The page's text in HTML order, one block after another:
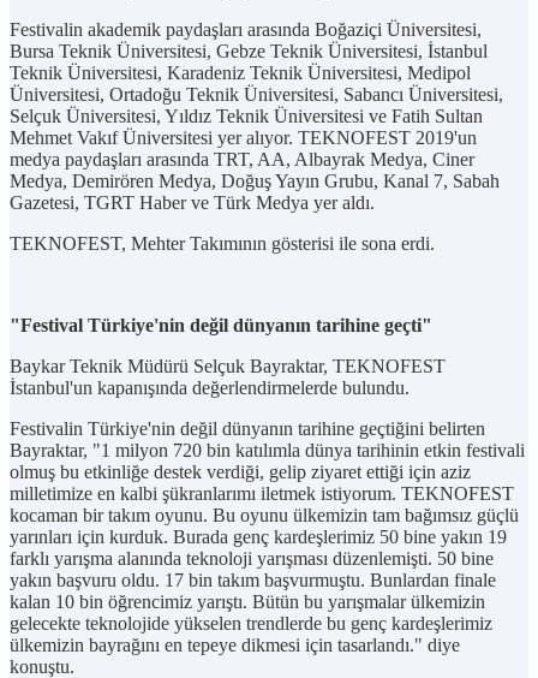
Festivalin akademik paydaşları arasında Boğaziçi Üniversitesi,
Bursa Teknik Üniversitesi, Gebze Teknik Üniversitesi, İstanbul
Teknik Üniversitesi, Karadeniz Teknik Üniversitesi, Medipol
Üniversitesi, Ortadoğu Teknik Üniversitesi, Sabancı Üniversitesi,
Selçuk Üniversitesi, Yıldız Teknik Üniversitesi ve Fatih Sultan
Mehmet Vakıf Üniversitesi yer alıyor. TEKNOFEST 2019'un
medya paydaşları arasında TRT, AA, Albayrak Medya, Ciner
Medya, Demirören Medya, Doğuş Yayın Grubu, Kanal 7, Sabah
Gazetesi, TGRT Haber ve Türk Medya yer aldı.
TEKNOFEST, Mehter Takımının gösterisi ile sona erdi.
"Festival Türkiye'nin değil dünyanın tarihine geçti"
Baykar Teknik Müdürü Selçuk Bayraktar, TEKNOFEST
İstanbul'un kapanışında değerlendirmelerde bulundu.
Festivalin Türkiye'nin değil dünyanın tarihine geçtiğini belirten
Bayraktar, "1 milyon 720 bin katılımla dünya tarihinin etkin festivali
olmuş bu etkinliğe destek verdiği, gelip ziyaret ettiği için aziz
milletimize en kalbi şükranlarımı iletmek istiyorum. TEKNOFEST
kocaman bir takım oyunu. Bu oyunu ülkemizin tam bağımsız güçlü
yarınları için kurduk. Burada genç kardeşlerimiz 50 bine yakın 19
farklı yarışma alanında teknoloji yarışması düzenlemişti. 50 bine
yakın başvuru oldu. 17 bin takım başvurmuştu. Bunlardan finale
kalan 10 bin öğrencimiz yarıştı. Bütün bu yarışmalar ülkemizin
gelecekte teknolojide yükselen trendlerde bu genç kardeşlerimiz
ülkemizin bayrağını en tepeye dikmesi için tasarlandı." diye
konuştu.